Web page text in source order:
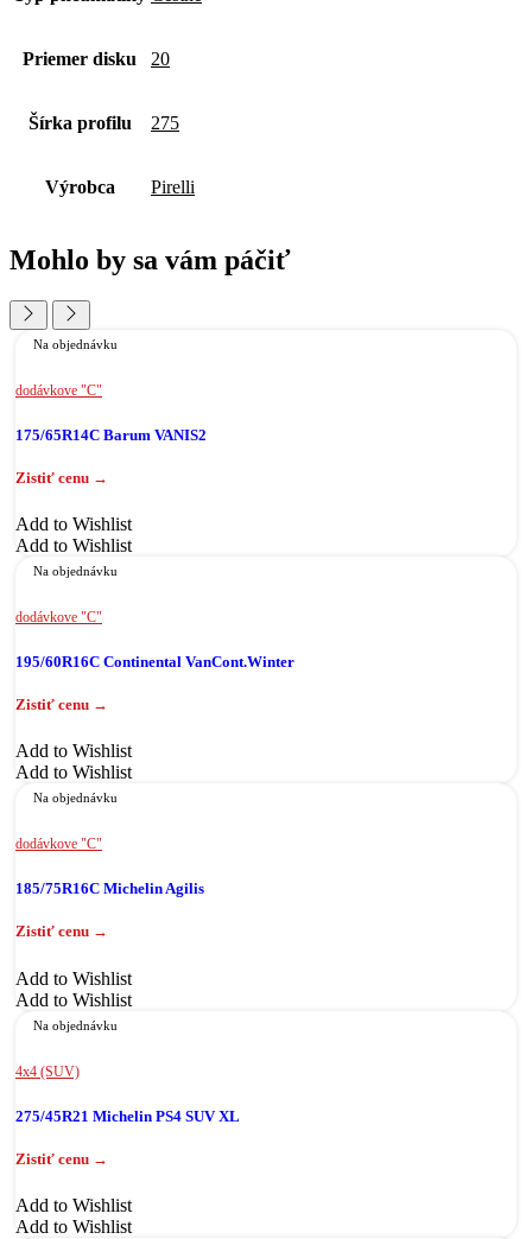
Priemer disku 20
Šírka profilu 275
Výrobca Pirelli
Mohlo by sa vám páčiť
Na objednávku
dodávkove "C"
175/65R14C Barum VANIS2
Add to Wishlist
Add to Wishlist
Na objednávku
dodávkove "C"
195/60R16C Continental VanCont.Winter
Add to Wishlist
Add to Wishlist
Na objednávku
dodávkove "C"
185/75R16C Michelin Agilis
Add to Wishlist
Add to Wishlist
Na objednávku
4x4 (SUV)
275/45R21 Michelin PS4 SUV XL
Add to Wishlist
Add to Wishlist